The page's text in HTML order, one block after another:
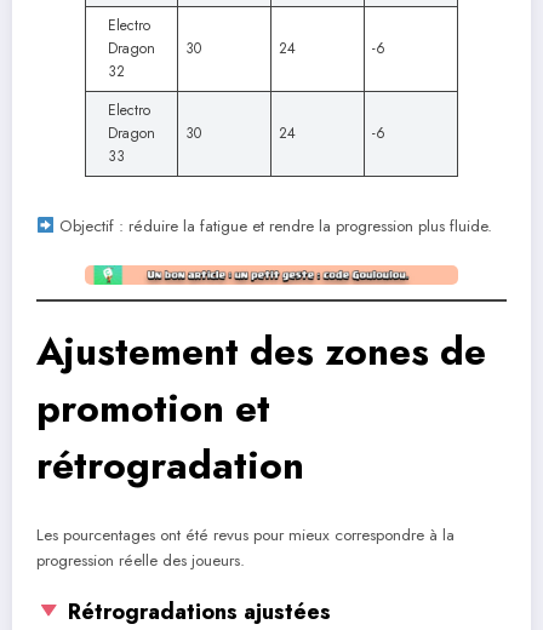
Electro
Dragon
32
30 24 -6
Electro
Dragon
33
30 24 -6
Objectif : réduire la fatigue et rendre la progression plus fluide.
Ajustement des zones de
promotion et
rétrogradation
Les pourcentages ont été revus pour mieux correspondre à la
progression réelle des joueurs.
Rétrogradations ajustées